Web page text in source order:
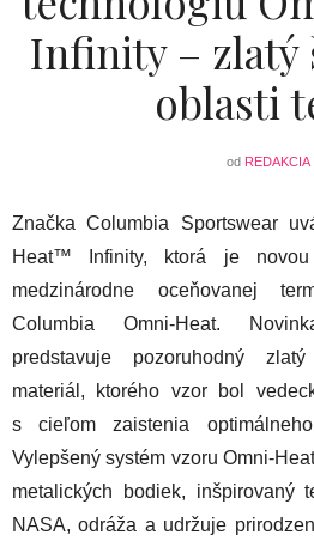
Infinity – zlatý
oblasti
od REDAKCIA
Značka Columbia Sportswear
Heat™ Infinity, ktorá je novou
medzinárodne oceňovanej
Columbia Omni-Heat.
predstavuje pozoruhodný
materiál, ktorého vzor bol
s cieľom zaistenia
Vylepšený systém vzoru Omni-
metalických bodiek, inšpirovaný
NASA, odráža a udržuje